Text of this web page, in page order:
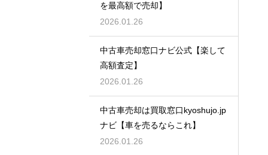
を最高額で売却】
2026.01.26
中古車売却窓口ナビ公式【楽して
高額査定】
2026.01.26
中古車売却は買取窓口kyoshujo.jp
ナビ【車を売るならこれ】
2026.01.26